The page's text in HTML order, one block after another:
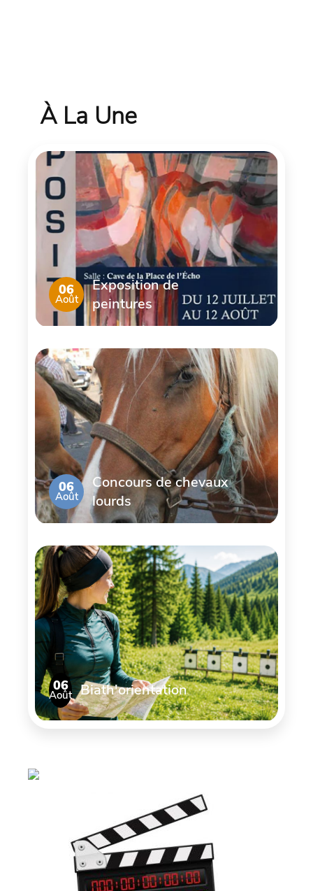
À La Une
06
Août
Exposition de
peintures
06
Août
Concours de chevaux
lourds
06
Août Biath'orientation